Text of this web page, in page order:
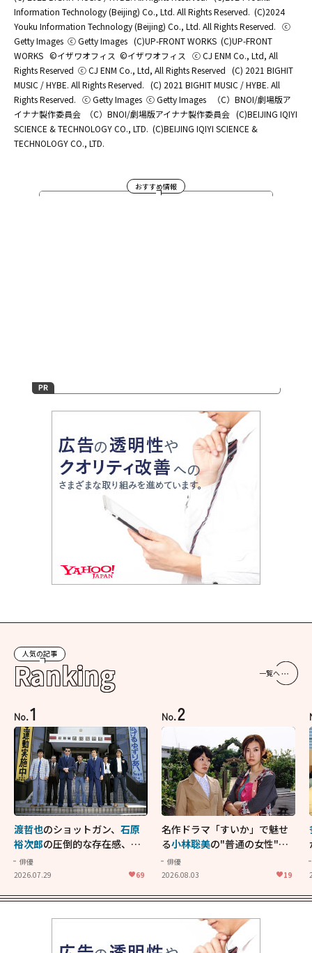
Information Technology (Beijing) Co., Ltd. All Rights Reserved. (C)2024
Youku Information Technology (Beijing) Co., Ltd. All Rights Reserved. ⓒ
Getty Images ⓒ Getty Images (C)UP-FRONT WORKS (C)UP-FRONT
WORKS ©イザワオフィス ©イザワオフィス
ⓒ CJ ENM Co., Ltd, All
Rights Reserved ⓒ CJ ENM Co., Ltd, All Rights Reserved (C) 2021 BIGHIT
MUSIC / HYBE. All Rights Reserved. (C) 2021 BIGHIT MUSIC / HYBE. All
Rights Reserved. ⓒ Getty Images ⓒ Getty Images
（C）BNOI/劇場版ア
イナナ製作委員会
（C）BNOI/劇場版アイナナ製作委員会 (C)BEIJING IQIYI
SCIENCE & TECHNOLOGY CO., LTD. (C)BEIJING IQIYI SCIENCE &
TECHNOLOGY CO., LTD.
おすすめ情報
人気の記事
Ranking 一覧へ
No.1
渡哲也のショットガン、 石原
裕次郎の圧倒的な存在感、 舘
ひろし
ン！"大門軍団"のカッコよさ
II」
俳優
2026.07.29
69
No.2
名作ドラマ「すいか」で魅せ
る小林聡美の"普通の女性"が
大人に刺さる...映画「かもめ
食堂」にも通じる静かな芝居
俳優
2026.08.03
19